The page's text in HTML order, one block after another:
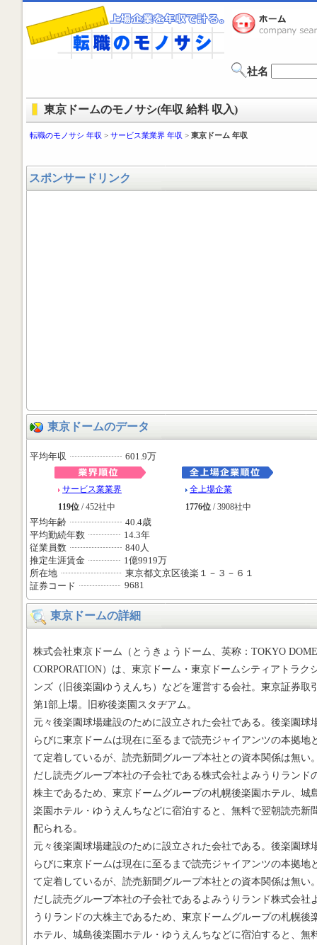
社名
東京ドームのモノサシ(年収 給料 収入)
転職のモノサシ 年収 > サービス業業界 年収 > 東京ドーム 年収
スポンサードリンク
東京ドームのデータ
平均年収 601.9万
サービス業業界
119位 / 452社中
全上場企業
1776位 / 3908社中
平均年齢
40.4歳
平均勤続年数
14.3年
従業員数
840人
推定生涯賃金
1億9919万
所在地
東京都文京区後楽１－３－６１
証券コード
9681
東京ドームの詳細
株式会社東京ドーム（とうきょうドーム、英称：TOKYO DOME
CORPORATION）は、東京ドーム・東京ドームシティアトラク
ンズ（旧後楽園ゆうえんち）などを運営する会社。東京証券取
第1部上場。旧称後楽園スタヂアム。
元々後楽園球場建設のために設立された会社である。後楽園球
らびに東京ドームは現在に至るまで読売ジャイアンツの本拠地
て定着しているが、読売新聞グループ本社との資本関係は無い
だし読売グループ本社の子会社である株式会社よみうりランド
株主であるため、東京ドームグループの札幌後楽園ホテル、城
楽園ホテル・ゆうえんちなどに宿泊すると、無料で翌朝読売新
配られる。
元々後楽園球場建設のために設立された会社である。後楽園球
らびに東京ドームは現在に至るまで読売ジャイアンツの本拠地
て定着しているが、読売新聞グループ本社との資本関係は無い
だし読売グループ本社の子会社であるよみうりランド株式会社
うりランドの大株主であるため、東京ドームグループの札幌後
ホテル、城島後楽園ホテル・ゆうえんちなどに宿泊すると、無